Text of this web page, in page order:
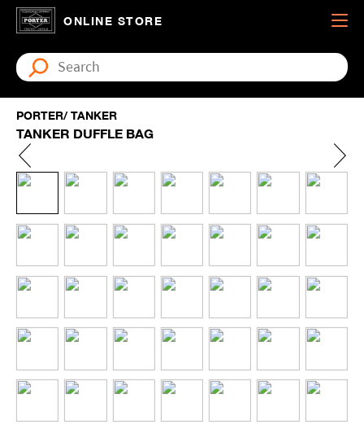
ONLINE STORE
PORTER/ TANKER
TANKER DUFFLE BAG